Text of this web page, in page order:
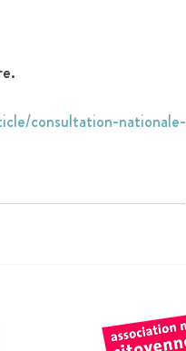
consultation-nationale-